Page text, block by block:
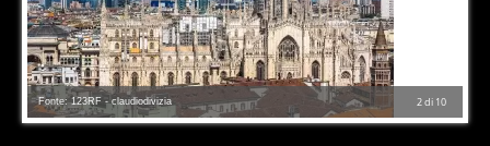
2di 10
Fonte: 123RF - claudiodivizia